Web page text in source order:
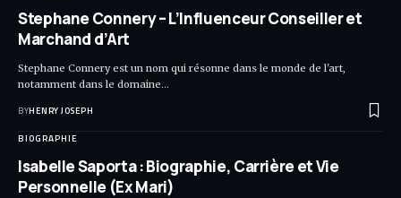
Stephane Connery – L’Influenceur Conseiller et
Marchand d’Art
Stephane Connery est un nom qui résonne dans le monde de l'art,
notamment dans le domaine…
BYHENRY JOSEPH
BIOGRAPHIE
Isabelle Saporta : Biographie, Carrière et Vie
Personnelle (Ex Mari)